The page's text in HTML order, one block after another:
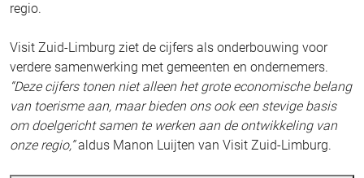
regio.
Visit Zuid-Limburg ziet de cijfers als onderbouwing voor
verdere samenwerking met gemeenten en ondernemers.
“Deze cijfers tonen niet alleen het grote economische belang
van toerisme aan, maar bieden ons ook een stevige basis
om doelgericht samen te werken aan de ontwikkeling van
onze regio,”aldus Manon Luijten van Visit Zuid-Limburg.